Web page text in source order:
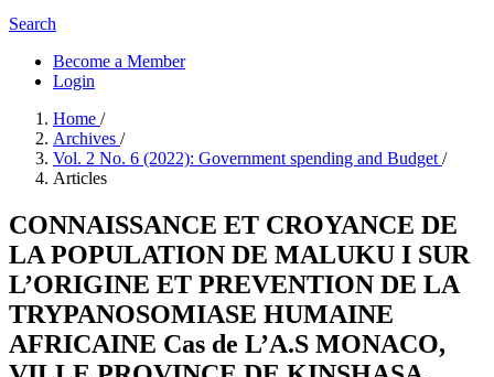
Search
Become a Member
Login
Home /
Archives /
Vol. 2 No. 6 (2022): Government spending and Budget /
Articles
CONNAISSANCE ET CROYANCE DE
LA POPULATION DE MALUKU I SUR
L’ORIGINE ET PREVENTION DE LA
TRYPANOSOMIASE HUMAINE
AFRICAINE Cas de L’A.S MONACO,